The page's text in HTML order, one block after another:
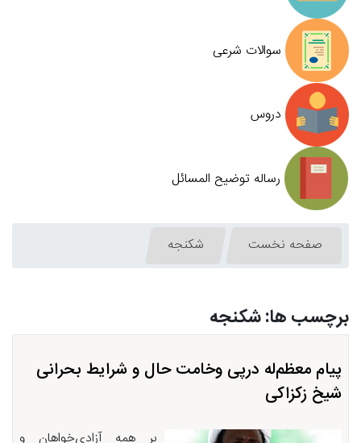
سوالات شرعی
دروس
رساله توضیح المسائل
صفحه نخست شكنجه
برچسب ها: شكنجه
پیام معظم‌له درپی وخامت حال و شرایط بحرانی
شیخ زكزاكی
بر همه آزادی‌خواهان و